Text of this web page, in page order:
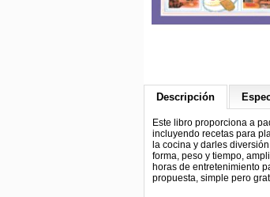
Descripción
Este libro proporciona a
incluyendo recetas para
la cocina y darles
forma, peso y tiempo,
horas de entretenimiento
propuesta, simple pero